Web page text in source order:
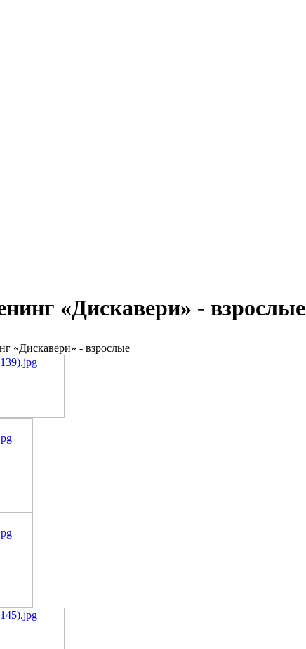
«Дискавери» - взрослые
«Дискавери» - взрослые